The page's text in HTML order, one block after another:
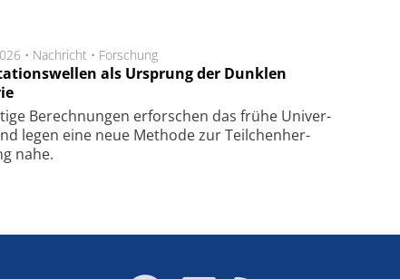
• Nachricht • Forschung
als Ursprung der Dunklen
Be­rech­nung­en er­for­schen das frü­he Uni­ver­
legen eine neue Me­tho­de zur Teil­chen­her­
nahe.